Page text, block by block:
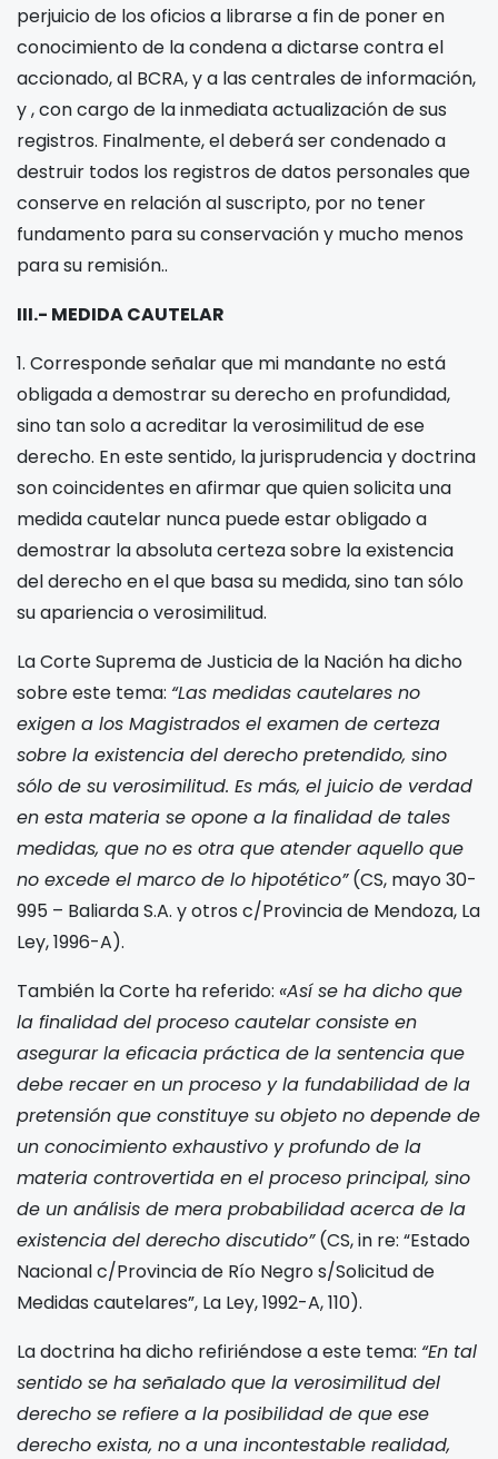
perjuicio de los oficios a librarse a fin de poner en
conocimiento de la condena a dictarse contra el
accionado, al BCRA, y a las centrales de información,
y, con cargo de la inmediata actualización de sus
registros. Finalmente, eldeberá ser condenado a
destruir todos los registros de datos personales que
conserve en relación al suscripto, por no tener
fundamento para su conservación y mucho menos
para su remisión..
III.- MEDIDA CAUTELAR
1. Corresponde señalar que mi mandante no está
obligada a demostrar su derecho en profundidad,
sino tan solo a acreditar la verosimilitud de ese
derecho. En este sentido, la jurisprudencia y doctrina
son coincidentes en afirmar que quien solicita una
medida cautelar nunca puede estar obligado a
demostrar la absoluta certeza sobre la existencia
del derecho en el que basa su medida, sino tan sólo
su apariencia o verosimilitud.
La Corte Suprema de Justicia de la Nación ha dicho
sobre este tema: “Las medidas cautelares no
exigen a los Magistrados el examen de certeza
sobre la existencia del derecho pretendido, sino
sólo de su verosimilitud. Es más, el juicio de verdad
en esta materia se opone a la finalidad de tales
medidas, que no es otra que atender aquello que
no excede el marco de lo hipotético”(CS, mayo 30-
995 – Baliarda S.A. y otros c/Provincia de Mendoza, La
Ley, 1996-A).
También la Corte ha referido: «Así se ha dicho que
la finalidad del proceso cautelar consiste en
asegurar la eficacia práctica de la sentencia que
debe recaer en un proceso y la fundabilidad de la
pretensión que constituye su objeto no depende de
un conocimiento exhaustivo y profundo de la
materia controvertida en el proceso principal, sino
de un análisis de mera probabilidad acerca de la
existencia del derecho discutido”(CS, in re: “Estado
Nacional c/Provincia de Río Negro s/Solicitud de
Medidas cautelares”, La Ley, 1992-A, 110).
La doctrina ha dicho refiriéndose a este tema: “En tal
sentido se ha señalado que la verosimilitud del
derecho se refiere a la posibilidad de que ese
derecho exista, no a una incontestable realidad,